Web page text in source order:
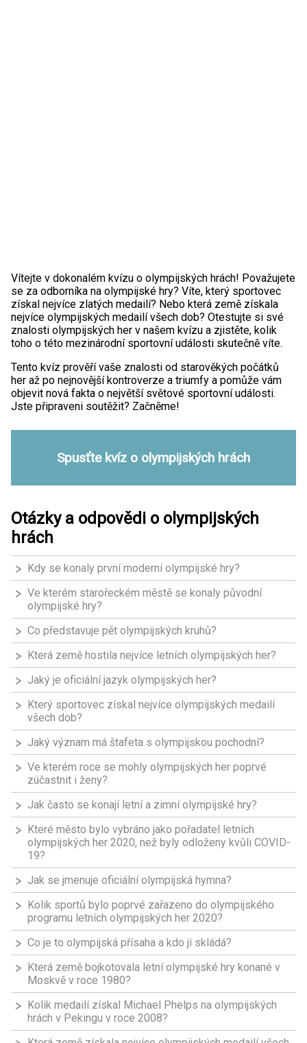
Vítejte v dokonalém kvízu o olympijských hrách! Považujete
se za odborníka na olympijské hry? Víte, který sportovec
získal nejvíce zlatých medailí? Nebo která země získala
nejvíce olympijských medailí všech dob? Otestujte si své
znalosti olympijských her v našem kvízu a zjistěte, kolik
toho o této mezinárodní sportovní události skutečně víte.
Tento kvíz prověří vaše znalosti od starověkých počátků
her až po nejnovější kontroverze a triumfy a pomůže vám
objevit nová fakta o největší světové sportovní události.
Jste připraveni soutěžit? Začněme!
Spusťte kvíz o olympijských hrách
Otázky a odpovědi o olympijských
hrách
Kdy se konaly první moderní olympijské hry?
Ve kterém starořeckém městě se konaly původní
olympijské hry?
Co představuje pět olympijských kruhů?
Která země hostila nejvíce letních olympijských her?
Jaký je oficiální jazyk olympijských her?
Který sportovec získal nejvíce olympijských medailí
všech dob?
Jaký význam má štafeta s olympijskou pochodní?
Ve kterém roce se mohly olympijských her poprvé
zúčastnit i ženy?
Jak často se konají letní a zimní olympijské hry?
Které město bylo vybráno jako pořadatel letních
olympijských her 2020, než byly odloženy kvůli COVID-
19?
Jak se jmenuje oficiální olympijská hymna?
Kolik sportů bylo poprvé zařazeno do olympijského
programu letních olympijských her 2020?
Co je to olympijská přísaha a kdo ji skládá?
Která země bojkotovala letní olympijské hry konané v
Moskvě v roce 1980?
Kolik medailí získal Michael Phelps na olympijských
hrách v Pekingu v roce 2008?